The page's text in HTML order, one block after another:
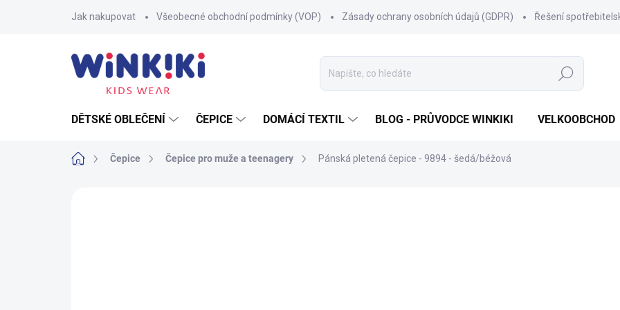
Jak nakupovat Všeobecné obchodní podmínky (VOP) Zásady ochrany osobních údajů (GDPR) Řešení
Hledat
DĚTSKÉ OBLEČENÍ ČEPICE DOMÁCÍ TEXTIL BLOG - PRŮVODCE WINKIKI VELKOOBCHOD
Domů Čepice Čepice pro muže a teenagery Pánská pletená čepice - 9894 - šedá/béžová